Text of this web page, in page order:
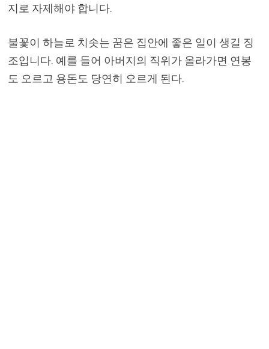
지로 자제해야 합니다.
불꽃이 하늘로 치솟는 꿈은 집안에 좋은 일이 생길 징
조입니다. 예를 들어 아버지의 직위가 올라가면 연봉
도 오르고 용돈도 당연히 오르게 된다.